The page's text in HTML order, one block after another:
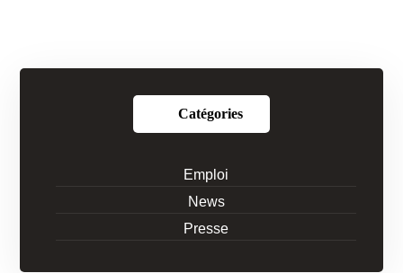
Catégories
Emploi
News
Presse